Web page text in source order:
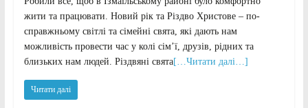
жити та працювати. Новий рік та Різдво Христове – по-
справжньому світлі та сімейні свята, які дають нам
можливість провести час у колі сім’ї, друзів, рідних та
близьких нам людей. Різдвяні свята[…Читати далі…]
Читати далі